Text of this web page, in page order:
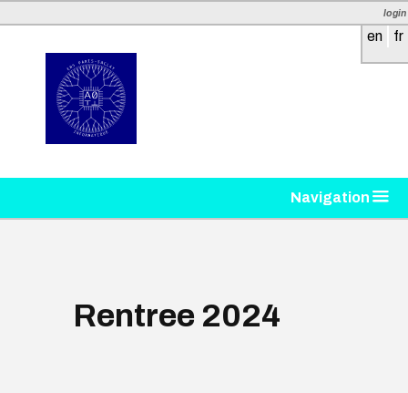
login
en fr
Navigation
Rentree 2024